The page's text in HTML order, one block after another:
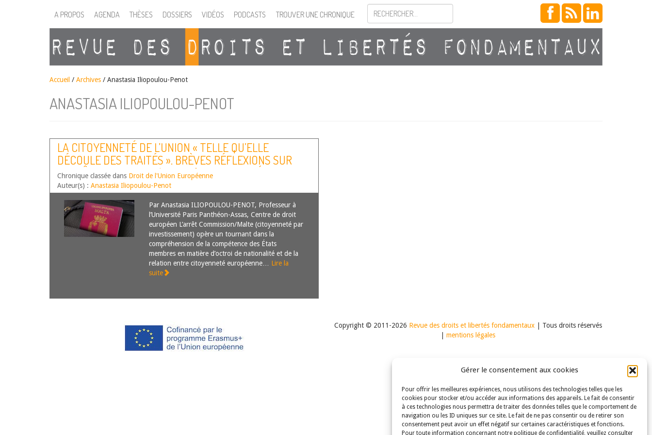
Gérer le consentement aux cookies
Pour offrir les meilleures expériences, nous utilisons des technologies telles que les
cookies pour stocker et/ou accéder aux informations des appareils. Le fait de consentir
à ces technologies nous permettra de traiter des données telles que le comportement de
navigation ou les ID uniques sur ce site. Le fait de ne pas consentir ou de retirer son
consentement peut avoir un effet négatif sur certaines caractéristiques et fonctions.
Pour toute information concernant notre politique de confidentialité, veuillez consulter
A PROPOS AGENDA THÈSES DOSSIERS VIDÉOS PODCASTS TROUVER UNE CHRONIQUE
Accueil / Archives / Anastasia Iliopoulou-Penot
ANASTASIA ILIOPOULOU-PENOT
LA CITOYENNETÉ DE L’UNION « TELLE QU’ELLE
DÉCOULE DES TRAITÉS ». BRÈVES RÉFLEXIONS SUR
L’ARRÊT COMMISSION/MALTE (CITOYENNETÉ PAR
INVESTISSEMENT)
Chronique classée dans Droit de l'Union Européenne
Auteur(s) : Anastasia Iliopoulou-Penot
Par Anastasia ILIOPOULOU-PENOT, Professeur à
l’Université Paris Panthéon-Assas, Centre de droit
européen L’arrêt Commission/Malte (citoyenneté par
investissement) opère un tournant dans la
compréhension de la compétence des États
membres en matière d’octroi de nationalité et de la
relation entre citoyenneté européenne… Lire la
suite
Copyright © 2011-2026 Revue des droits et libertés fondamentaux| Tous droits réservés
mentions légales